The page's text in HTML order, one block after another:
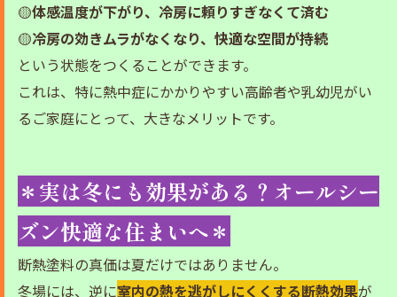
🟡体感温度が下がり、冷房に頼りすぎなくて済む
🟡冷房の効きムラがなくなり、快適な空間が持続
という状態をつくることができます。
これは、特に熱中症にかかりやすい高齢者や乳幼児がい
るご家庭にとって、大きなメリットです。
＊実は冬にも効果がある？オールシー
ズン快適な住まいへ＊
断熱塗料の真価は夏だけではありません。
冬場には、逆に室内の熱を逃がしにくくする断熱効果が